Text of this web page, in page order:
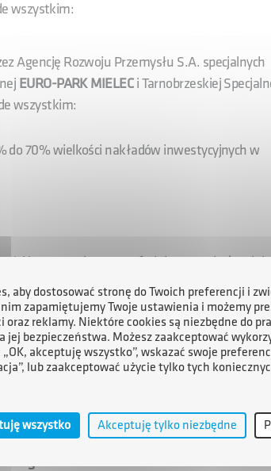
wszystkim:
Agencję Rozwoju Przemysłu S.A. specjalnych
EURO-PARK MIELECi Tarnobrzeskiej
wszystkim:
do 70% wielkości nakładów inwestycyjnych w
kooperacyjne w strefach i otoczeniu
: kompleksowa obsługa projektu
foldery z ofertami inwestycyjnymi
aby dostosować stronę do Twoich preferencji i
zapamiętujemy Twoje ustawienia i możemy
reklamy. Niektóre cookies są niezbędne do
jej bezpieczeństwa. Możesz zaakceptować
akceptuję wszystko”, wskazać swoje
lub zaakceptować użycie tylko tych
wszystko Akceptuję tylko niezbędne